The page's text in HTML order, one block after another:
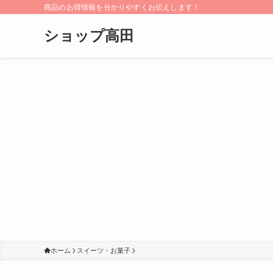
商品のお得情報を分かりやすくお伝えします！
ショップ高田
ホーム スイーツ・お菓子